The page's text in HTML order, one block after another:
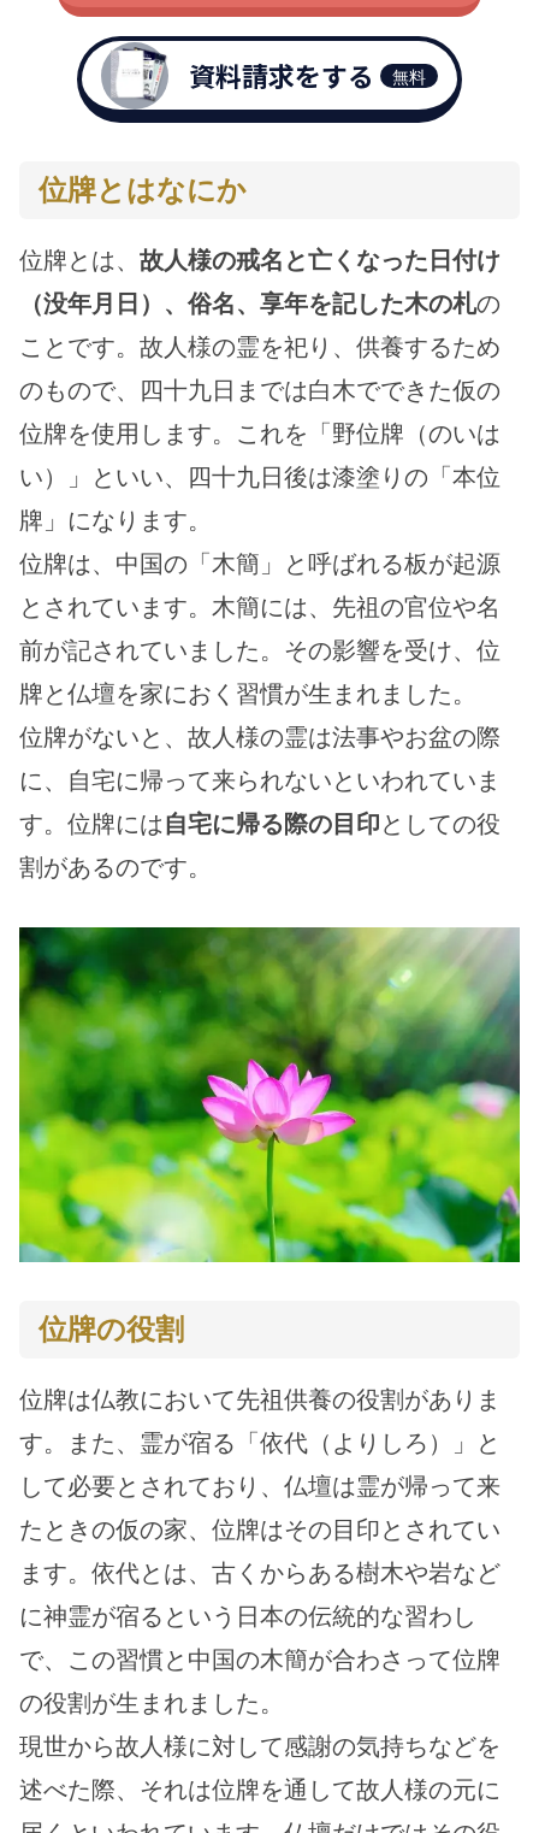
資料請求をする 無料
位牌とはなにか
位牌とは、 故人様の戒名と亡くなった日付け
（没年月日）、俗名、享年を記した木の札の
ことです。故人様の霊を祀り、供養するため
のもので、四十九日までは白木でできた仮の
位牌を使用します。これを「野位牌（のいは
い）」といい、四十九日後は漆塗りの「本位
牌」になります。
位牌は、中国の「木簡」と呼ばれる板が起源
とされています。木簡には、先祖の官位や名
前が記されていました。その影響を受け、位
牌と仏壇を家におく習慣が生まれました。
位牌がないと、故人様の霊は法事やお盆の際
に、自宅に帰って来られないといわれていま
す。位牌には自宅に帰る際の目印としての役
割があるのです。
位牌の役割
位牌は仏教において先祖供養の役割がありま
す。また、霊が宿る「依代（よりしろ）」と
して必要とされており、仏壇は霊が帰って来
たときの仮の家、位牌はその目印とされてい
ます。依代とは、古くからある樹木や岩など
に神霊が宿るという日本の伝統的な習わし
で、この習慣と中国の木簡が合わさって位牌
の役割が生まれました。
現世から故人様に対して感謝の気持ちなどを
述べた際、それは位牌を通して故人様の元に